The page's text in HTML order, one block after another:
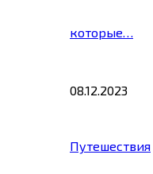
которые…
08.12.2023
Путешествия